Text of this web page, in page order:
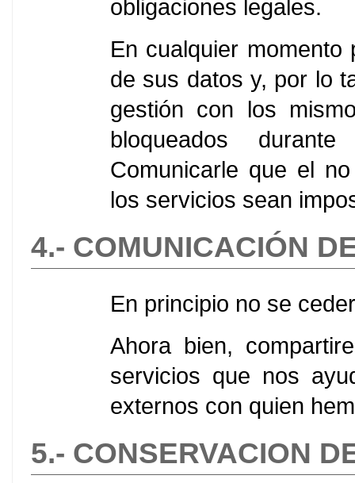
obligaciones legales.
En cualquier
de sus datos y, por lo
gestión con los
bloqueados
Comunicarle que el
los servicios sean
4.- COMUNICACIÓN
En principio no se
Ahora bien,
servicios que nos
externos con quien
5.- CONSERVACION